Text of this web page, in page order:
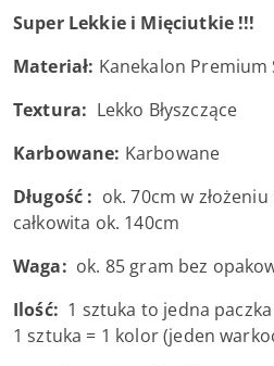
Super Lekkie i Mięciutkie !!!
Materiał: Kanekalon Premium
Textura: Lekko Błyszczące
Karbowane: Karbowane
Długość : ok. 70cm w
całkowita ok. 140cm
Waga: ok. 85 gram bez
Ilość: 1 sztuka to jedna
1 sztuka = 1 kolor (jeden